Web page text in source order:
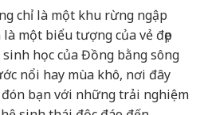
chỉ là một khu rừng ngập
một biểu tượng của vẻ đẹp
học của Đồng bằng sông
nổi hay mùa khô, nơi đây
bạn với những trải nghiệm